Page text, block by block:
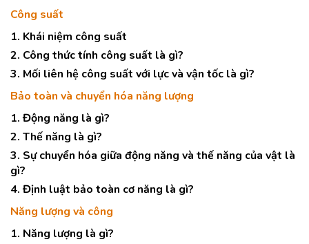
Công suất
1. Khái niệm công suất
2. Công thức tính công suất là gì?
3. Mối liên hệ công suất với lực và vận tốc là gì?
Bảo toàn và chuyển hóa năng lượng
1. Động năng là gì?
2. Thế năng là gì?
3. Sự chuyển hóa giữa động năng và thế năng của vật là
gì?
4. Định luật bảo toàn cơ năng là gì?
Năng lượng và công
1. Năng lượng là gì?